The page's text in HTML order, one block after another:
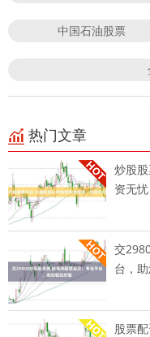
中国石油股票
热门文章
炒股
资无忧
交
台，
股票